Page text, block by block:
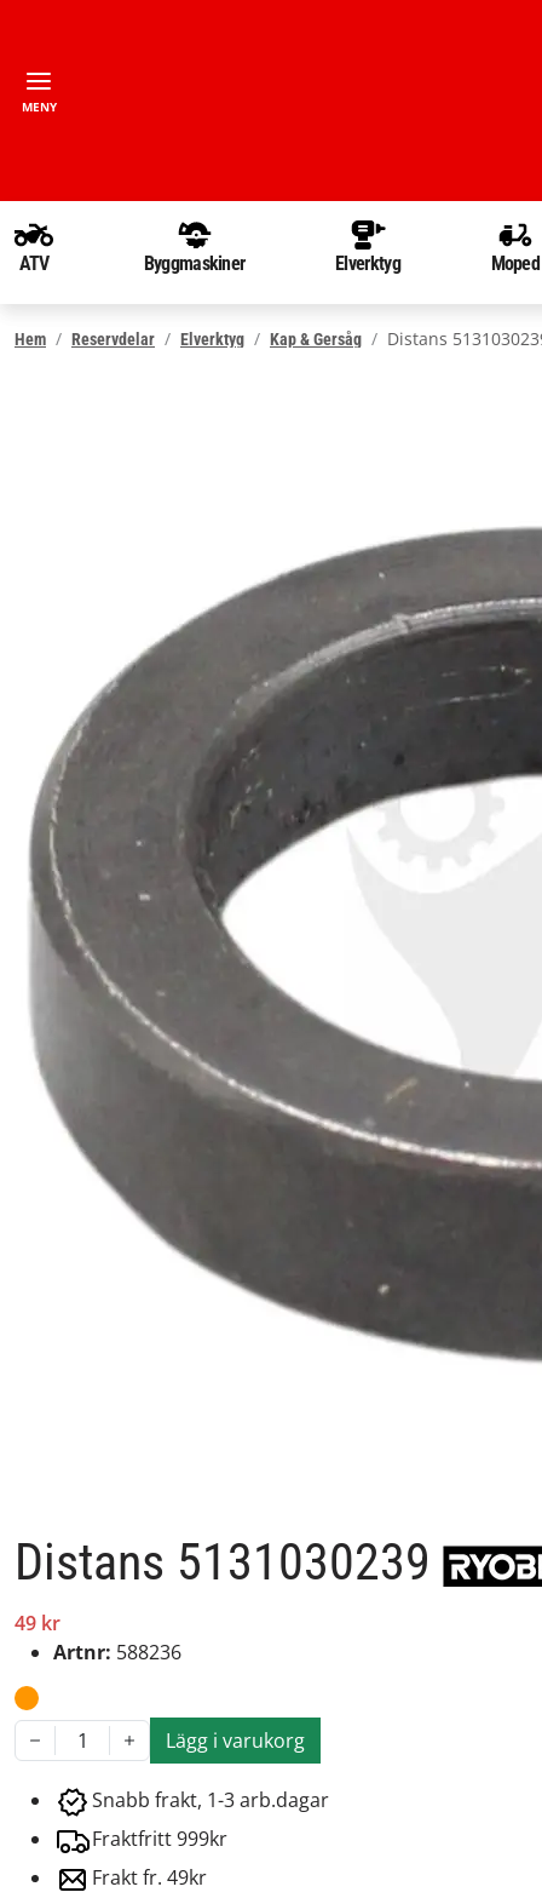
MENY
ATV Byggmaskiner Elverktyg Moped
Hem Reservdelar Elverktyg Kap & Gersåg Distans
Distans 5131030239
49 kr
Artnr: 588236
1 Lägg i varukorg
Snabb frakt, 1-3 arb.dagar
Fraktfritt 999kr
Frakt fr. 49kr